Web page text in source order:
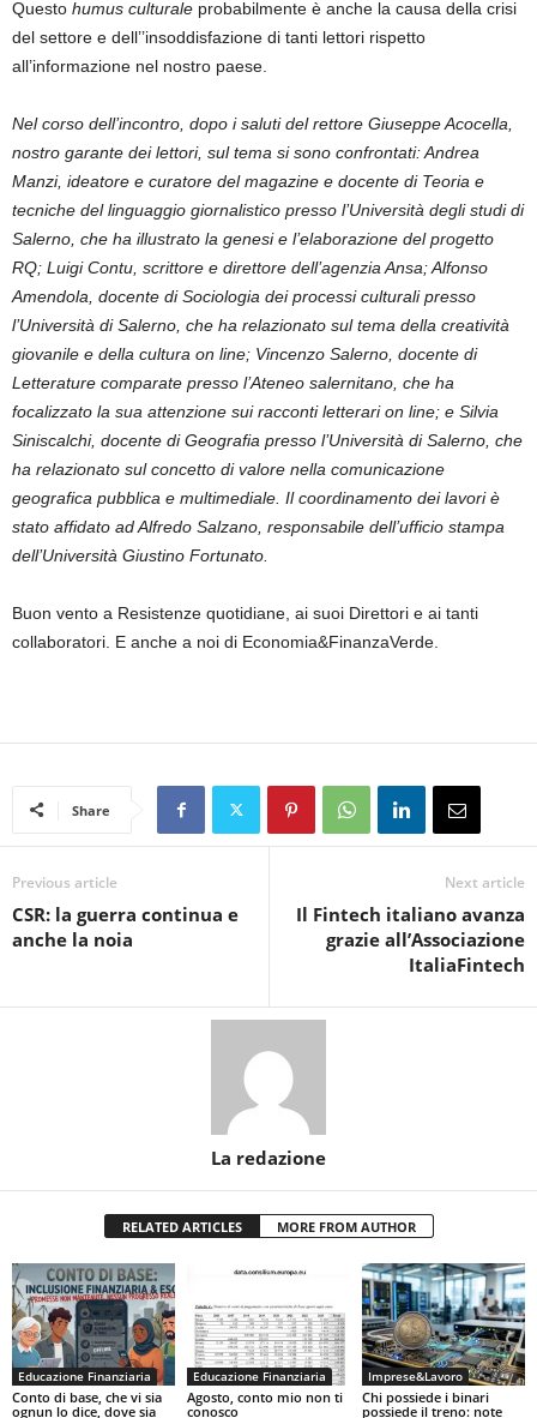
Questo humus culturale probabilmente è anche la causa della crisi
del settore e dell’’insoddisfazione di tanti lettori rispetto
all’informazione nel nostro paese.
Nel corso dell’incontro, dopo i saluti del rettore Giuseppe Acocella,
nostro garante dei lettori, sul tema si sono confrontati: Andrea
Manzi, ideatore e curatore del magazine e docente di Teoria e
tecniche del linguaggio giornalistico presso l’Università degli studi di
Salerno, che ha illustrato la genesi e l’elaborazione del progetto
RQ; Luigi Contu, scrittore e direttore dell’agenzia Ansa; Alfonso
Amendola, docente di Sociologia dei processi culturali presso
l’Università di Salerno, che ha relazionato sul tema della creatività
giovanile e della cultura on line; Vincenzo Salerno, docente di
Letterature comparate presso l’Ateneo salernitano, che ha
focalizzato la sua attenzione sui racconti letterari on line; e Silvia
Siniscalchi, docente di Geografia presso l’Università di Salerno, che
ha relazionato sul concetto di valore nella comunicazione
geografica pubblica e multimediale. Il coordinamento dei lavori è
stato affidato ad Alfredo Salzano, responsabile dell’ufficio stampa
dell’Università Giustino Fortunato.
Buon vento a Resistenze quotidiane, ai suoi Direttori e ai tanti
collaboratori. E anche a noi di Economia&FinanzaVerde.
Share
Previous article
CSR: la guerra continua e
anche la noia
Next article
Il Fintech italiano avanza
grazie all’Associazione
ItaliaFintech
La redazione
RELATED ARTICLES MORE FROM AUTHOR
Educazione Finanziaria
Conto di base, che vi sia
ognun lo dice, dove sia
Educazione Finanziaria
Agosto, conto mio non ti
conosco
Imprese&Lavoro
Chi possiede i binari
possiede il treno: note